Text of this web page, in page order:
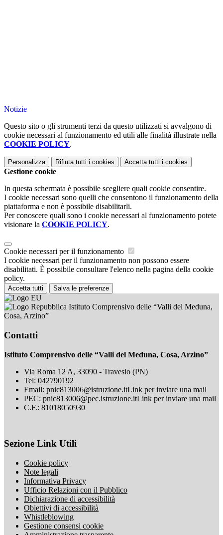
Notizie
Questo sito o gli strumenti terzi da questo utilizzati si avvalgono di
cookie necessari al funzionamento ed utili alle finalità illustrate nella
COOKIE POLICY.
Personalizza Rifiuta tutti i cookies Accetta tutti i cookies
Gestione cookie
In questa schermata è possibile scegliere quali cookie consentire.
I cookie necessari sono quelli che consentono il funzionamento della
piattaforma e non è possibile disabilitarli.
Per conoscere quali sono i cookie necessari al funzionamento potete
visionare la COOKIE POLICY.
Cookie necessari per il funzionamento
I cookie necessari per il funzionamento non possono essere
disabilitati. È possibile consultare l'elenco nella pagina della cookie
policy.
Accetta tutti Salva le preferenze
Istituto Comprensivo delle “Valli del Meduna,
Cosa, Arzino”
Contatti
Istituto Comprensivo delle “Valli del Meduna, Cosa, Arzino”
Via Roma 12 A, 33090 - Travesio (PN)
Tel: 042790192
Email: pnic813006@istruzione.itLink per inviare una mail
PEC: pnic813006@pec.istruzione.itLink per inviare una mail
C.F.: 81018050930
Sezione Link Utili
Cookie policy
Note legali
Informativa Privacy
Ufficio Relazioni con il Pubblico
Dichiarazione di accessibilità
Obiettivi di accessibilità
Whistleblowing
Gestione consensi cookie